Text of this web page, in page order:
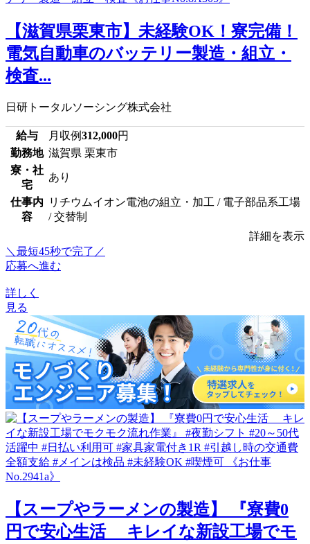
【滋賀県栗東市】未経験OK！寮完備！
電気自動車のバッテリー製造・組立・
検査...
日研トータルソーシング株式会社
給与 月収例312,000円
勤務地 滋賀県 栗東市
寮・社
宅
あり
仕事内
容
リチウムイオン電池の組立・加工 / 電子部品系工場
/ 交替制
詳細を表示
＼最短45秒で完了／
応募へ進む
詳しく
見る
【スープやラーメンの製造】 『寮費0
円で安心生活 キレイな新設工場でモ